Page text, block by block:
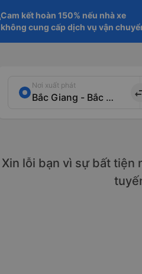
Cam kết hoàn 150% nếu nhà xe
không cung cấp dịch vụ vận
Nơi xuất phát
Xin lỗi bạn vì sự bất tiện